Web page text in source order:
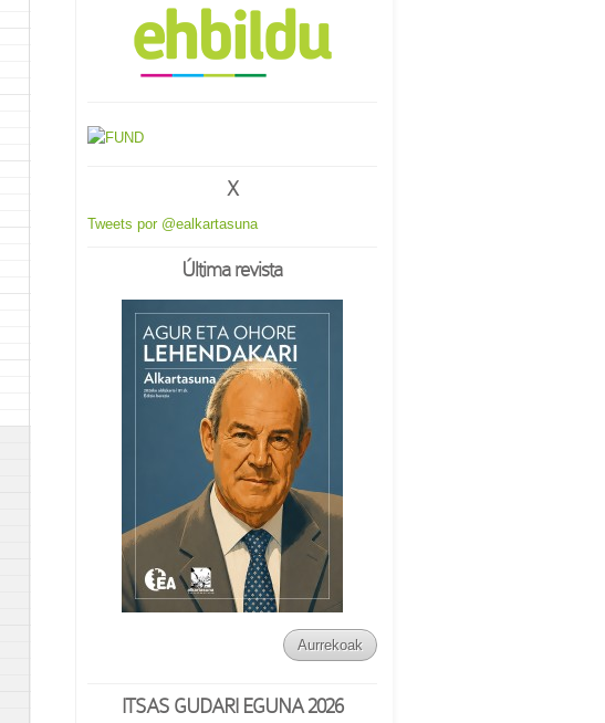
X
Tweets por @ealkartasuna
Última revista
Aurrekoak
ITSAS GUDARI EGUNA 2026